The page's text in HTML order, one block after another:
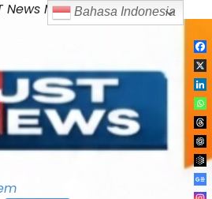
News MediaSkip
to